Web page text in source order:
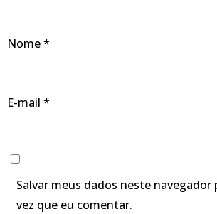
Nome*
E-mail *
Salvar meus dados neste navegador
vez que eu comentar.